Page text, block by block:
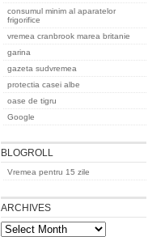
consumul minim al aparatelor
frigorifice
vremea cranbrook marea britanie
garina
gazeta sudvremea
protectia casei albe
oase de tigru
Google
BLOGROLL
Vremea pentru 15 zile
ARCHIVES
Archives